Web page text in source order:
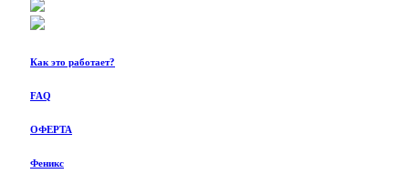
Как это работает?
FAQ
ОФЕРТА
Феникс